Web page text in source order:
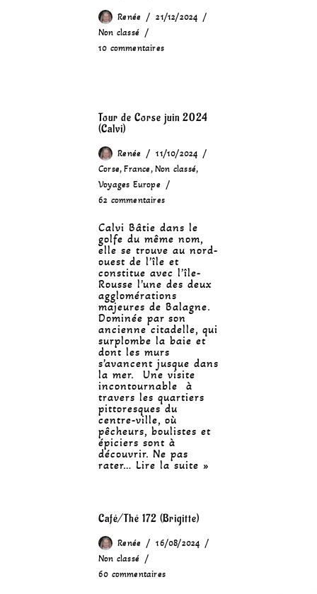
Renée
21/12/2024
Non classé
10 commentaires
Tour de Corse juin 2024
(Calvi)
Renée
11/10/2024
Corse,France,Non classé,
Voyages Europe
62 commentaires
Calvi Bâtie dans le
golfe du même nom,
elle se trouve au nord-
ouest de l’île et
constitue avec l’île-
Rousse l’une des deux
agglomérations
majeures de Balagne.
Dominée par son
ancienne citadelle, qui
surplombe la baie et
dont les murs
s’avancent jusque dans
la mer. Une visite
incontournable à
travers les quartiers
pittoresques du
centre-ville, où
pêcheurs, boulistes et
épiciers sont à
découvrir. Ne pas
rater… Lire la suite »
Café/Thé 172 (Brigitte)
Renée
16/08/2024
Non classé
60 commentaires